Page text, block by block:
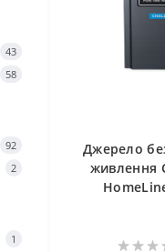
43
58
92
2
1
Джерело
живлення